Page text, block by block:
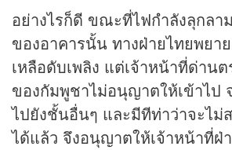
อย่างไรก็ดี ขณะที่ไฟกำลังลุกลา
ของอาคารนั้น ทางฝ่ายไทยพยา
เหลือดับเพลิง แต่เจ้าหน้าที่ด่านต
ของกัมพูชาไม่อนุญาตให้เข้าไป
ไปยังชั้นอื่นๆ และมีทีท่าว่าจะไม่
ได้แล้ว จึงอนุญาตให้เจ้าหน้าที่ฝ่